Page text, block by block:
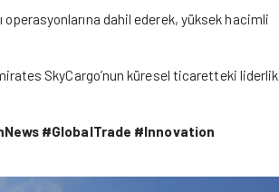
operasyonlarına dahil ederek, yüksek hacimli
SkyCargo’nun küresel ticaretteki liderlik
#GlobalTrade #Innovation